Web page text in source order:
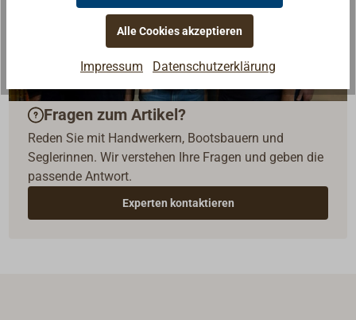
Fragen zum Artikel?
Reden Sie mit Handwerkern, Bootsbauern und
Seglerinnen. Wir verstehen Ihre Fragen und geben die
passende Antwort.
Experten kontaktieren
Alle Cookies akzeptieren
Impressum Datenschutzerklärung